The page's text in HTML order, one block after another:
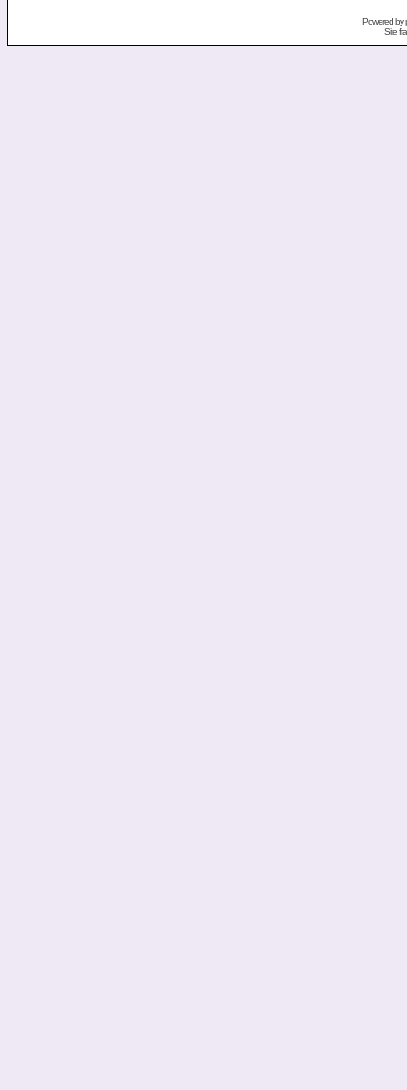
Powered by
Site